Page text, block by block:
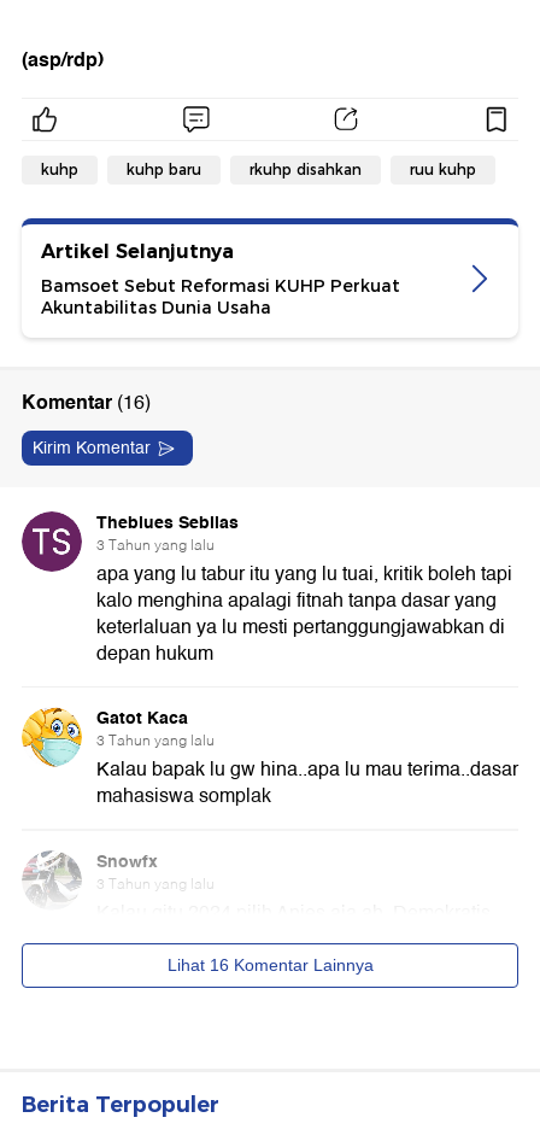
(asp/rdp)
kuhp kuhp baru rkuhp disahkan ruu kuhp
Artikel Selanjutnya
Bamsoet Sebut Reformasi KUHP Perkuat
Akuntabilitas Dunia Usaha
Berita Terpopuler